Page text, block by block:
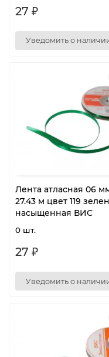
27 ₽
Уведомить о
Лента атласная 06
27.43 м цвет 119
насыщенная ВИС
0 шт.
27 ₽
Уведомить о